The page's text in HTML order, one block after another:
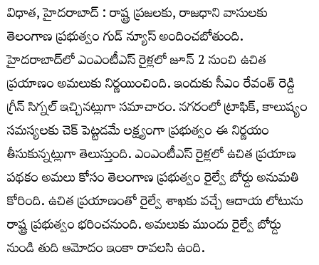
విధాత, హైదరాబాద్ : రాష్ట్ర ప్రజలకు, రాజధాని వాసులకు
తెలంగాణ ప్రభుత్వం గుడ్ న్యూస్ అందించబోతుంది.
హైదరాబాద్‌లో ఎంఎంటీఎస్‌ రైళ్లలో జూన్ 2 నుంచి ఉచిత
ప్రయాణం అమలుకు నిర్ణయించింది. ఇందుకు సీఎం రేవంత్ రెడ్డి
గ్రీన్ సిగ్నల్ ఇచ్చినట్లుగా సమాచారం. నగరంలో ట్రాఫిక్, కాలుష్యం
సమస్యలకు చెక్ పెట్టడమే లక్ష్యంగా ప్రభుత్వం ఈ నిర్ణయం
తీసుకున్నట్లుగా తెలుస్తుంది. ఎంఎంటీఎస్ రైళ్లలో ఉచిత ప్రయాణ
పథకం అమలు కోసం తెలంగాణ ప్రభుత్వం రైల్వే బోర్డు అనుమతి
కోరింది. ఉచిత ప్రయాణంతో రైల్వే శాఖకు వచ్చే ఆదాయ లోటును
రాష్ట్ర ప్రభుత్వం భరించనుంది. అమలుకు ముందు రైల్వే బోర్డు
నుండి తుది ఆమోదం ఇంకా రావలసి ఉంది.